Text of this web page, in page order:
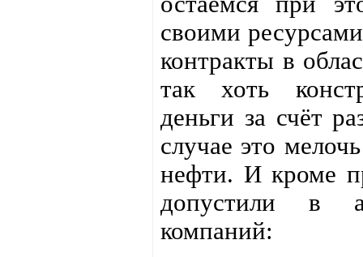
своими
контракты в
так хоть
деньги за счёт
случае это
нефти. И кроме
допустили в
компаний: